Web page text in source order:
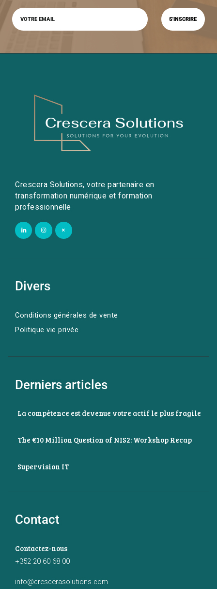
Crescera Solutions, votre partenaire en
transformation numérique et formation
professionnelle
Divers
Conditions générales de vente
Politique vie privée
Derniers articles
La compétence est devenue votre actif le plus fragile
The €10 Million Question of NIS2: Workshop Recap
Supervision IT
Contact
Contactez-nous
+352 20 60 68 00
info@crescerasolutions.com